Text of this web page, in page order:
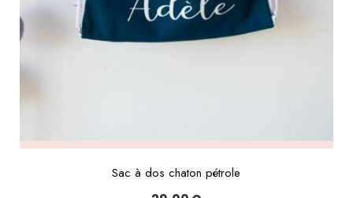
Sac à dos chaton pétrole